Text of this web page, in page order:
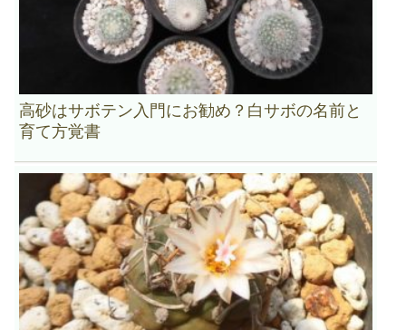
高砂はサボテン入門にお勧め？白サボの名前と
育て方覚書